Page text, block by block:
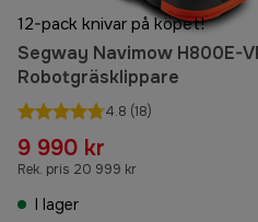
12-pack knivar på köpet!
Segway Navimow H800E-
Robotgräsklippare
4.8 (18)
9 990 kr
Rek. pris 20 999 kr
I lager